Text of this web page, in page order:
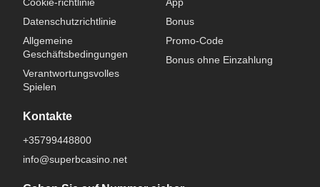
Datenschutzrichtlinie
Allgemeine
Geschäftsbedingungen
Verantwortungsvolles
Spielen
Bonus
Promo-Code
Bonus ohne Einzahlung
Kontakte
+35799448800
info@superbcasino.net